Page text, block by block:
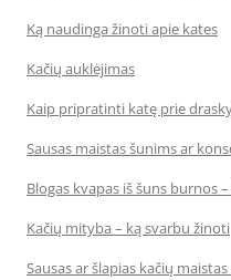
Ką naudinga žinoti apie kates
Kačių auklėjimas
Kaip pripratinti katę prie
Sausas maistas šunims ar
Blogas kvapas iš šuns burnos
Kačių mityba – ką svarbu žinoti
Sausas ar šlapias kačių